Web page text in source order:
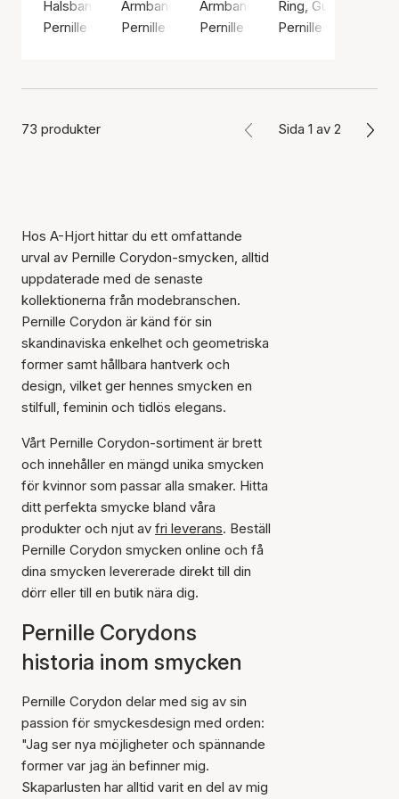
Halsband, Guldfärg / Guldpläterat sterlingsilver 925
Pernille Corydon
Armband, Silverfärg / Silver sterling 925
Pernille Corydon
Armband, Silverfärg / Silver
Pernille Corydon
Ring, Guldfärg /
Pernille Corydon
73 produkter Sida 1 av 2
Hos A-Hjort hittar du ett omfattande
urval av Pernille Corydon-smycken, alltid
uppdaterade med de senaste
kollektionerna från modebranschen.
Pernille Corydon är känd för sin
skandinaviska enkelhet och geometriska
former samt hållbara hantverk och
design, vilket ger hennes smycken en
stilfull, feminin och tidlös elegans.
Vårt Pernille Corydon-sortiment är brett
och innehåller en mängd unika smycken
för kvinnor som passar alla smaker. Hitta
ditt perfekta smycke bland våra
produkter och njut av fri leverans. Beställ
Pernille Corydon smycken online och få
dina smycken levererade direkt till din
dörr eller till en butik nära dig.
Pernille Corydons
historia inom smycken
Pernille Corydon delar med sig av sin
passion för smyckesdesign med orden:
"Jag ser nya möjligheter och spännande
former var jag än befinner mig.
Skaparlusten har alltid varit en del av mig